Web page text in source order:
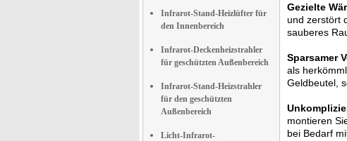
Infrarot-Stand-Heizlüfter für
den Innenbereich
Infrarot-Deckenheizstrahler
für geschützten Außenbereich
Infrarot-Stand-Heizstrahler
für den geschützten
Außenbereich
Licht-Infrarot-
Gezielte
und zerstört
sauberes
Sparsamer
als
Geldbeutel,
montieren
bei Bedarf